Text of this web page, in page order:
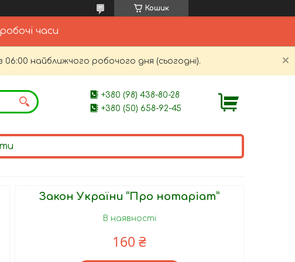
Кошик
часи
06:00 найближчого робочого дня (сьогодні).
+380 (98) 438-80-28
+380 (50) 658-92-45
Закон України “Про нотаріат”
В наявності
160 ₴